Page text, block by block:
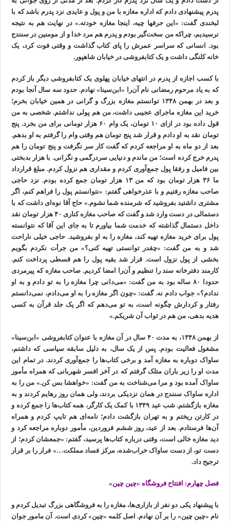
پدرم پیشنهادی دادم که اداره مغازه با من و پول و عایدی نزد پدرم باشد که با
لبخندی گفت: «این حرفها چیه، اینجا مغازه خودته.» در نهایت هم به نتیجه
نرسیدیم، چراکه من سخت‌گیر بودم و پدرم هم مرد خدا و از مومنین در سنندج
بود. انسانی که سراسر عمرش را پای کتاب گذاشت و وقتی فوت کرد، یک
خانه کلنگی داشت و یک کتابفروشی در خیابان شاهپور.
با کسب اجازه از پدرم در انتهای خیابان پهلوی یک کتابفروشی دیگر باز کردم
که به یاد مرحوم رمضانی نام آن‌را «ابن‌سینا» نهادم. حدود سه سال آنجا بودم
و بعد در بهمن ۱۳۴۸ توانستم مغازه بزرگ و گرانی در همین خیابان بخرم؛
خرید این مغازه ماجرای عجیبی داشت، من هم پولی نداشتم. شخصی به من
قول داده بود در ازای ۱۰ تومان، یک وام ۶۰ هزار تومانی برای من بخرد. پنج
تومان نقد به او دادم و قرار شد پنج تومان هم وقتی وام را گرفتم به او بدهم.
بعد از دو ماه به او مراجعه کردم که گفت کار سر نگرفت و پنج تومان را هم
پدرم خرج کرده است؛ من ماندم و دنیایی سردرگمی و نگرانی. با هزار بدبختی
بین فامیل و رفقا پول جمع‌آوری کردم و مقداری هم نزول کردم. مبلغ قرارداد
ما ۳۶ هزار تومان بود که من ۱۳ هزار تومان جمع کرده بودم. نزد حاجی
صاحب مغازه رفتیم و با عذرخواهی گفتم: «نتوانستم پول را فراهم کنم، اگر
مشتری داشتید بفروشید که شرمنده شما نشوم.» حاج آقا نوه‌ای داشت که با
دستمالی در دست وارد شد و گفت که صاحب مغازه کناری ۴۰ هزار تومان نقد
داخل دستمال گذاشته که خدمت شما بیاورم تا به جای این آقا که نتوانسته
پول برای خرید مغازه تهیه کند، مغازه را به او بفروشید. حاجی خیلی ناراحت
شد و به من گفت: «چقدر توانستی تهیه کنی؟» من جرأت نکردم بگویم
بخشی از پول نزول است. قرار شد بقیه پول را هم قسطی پرداخت کنم.
کارمند دفترخانه سند را تنظیم و آن‌را امضا کردیم. صاحب مغازه که پیرمردی
حدودا ۸۰ ساله بود به من گفت: «می‌دانی چرا مغازه را به تو دادم و به او
ندادم؟» جواب دادم نه. گفت: «چون اگر مغازه را به او می‌دادم، نمی‌دانستم
رفتار و کردارش چگونه است، به تو می‌دهم که اگر یک جلد قرآن به کسی
هدیه بدهی، من هم در ثواب آن شریکم.»
از بهمن ۱۳۴۸، به مدت ۴۰ سال در آن مغازه با عنوان کتابفروشی «ابن‌سینا»
مشغول فعالیت بودم. پس از یک سال، به دلیل سابقه سیاسی که داشتم،
ساواک دوباره به مغازه آمد و برخی کتاب‌ها را جمع‌آوری کردند. در تمام این
مدت او را زیر باران متلک گرفتم که در آخر افسر شهربانی که همراه مأمور
ساواک آمده بود و مرا می‌شناخت به من گفت: «خواهشا بس کن.» من را به
اداره ساواک سنندج در همان نزدیکی بردند، ولی همان روز رهایم کردند و به
مغازه بازگشتم. شب عید ۱۳۴۹ با کمک یک کارگر، همه کتاب‌ها را جمع کرده و
در کارتن ریختم و به تهران بازگشت دادم؛ نامه‌ای هم تایپ کردم و همراه
آن‌ها فرستادم. بعد از عید، روز ششم فروردین، مأمور دوباره مراجعه کرد و
دید مغازه خالی است، وقتی درباره کتاب‌ها پرسید، گفتم: «جمعشان کردم؛ از
دست تو، از دست ساواک خراب‌شده، مرکز فساد مملکت…» فرار را بر قرار
ترجیح داد.
فصل چهارم: افتتاح فروشگاه «چین چین»
با پیشنهاد یکی دو نفر از بازاری‌ها، مغازه را به فروشگاهی بزرگ تبدیل کردم و
نام «چین چین» را بر آن نهادم. اصل کلمه «چین» کردی است. آن مامور جوان